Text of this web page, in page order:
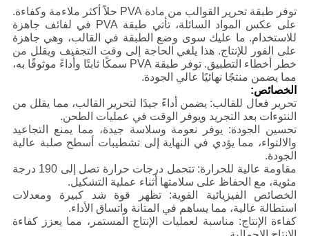
توفر طبقة تحرير القوالب من مادة PVA حلاً أكثر ملاءمة وكفاءة.
على عكس المواد السائلة، تأتي طبقة PVA في لفائف جاهزة
للاستخدام. ما عليك سوى وضع الطبقة في القالب، وهي جاهزة
على الفور للإنتاج. هذا يلغي الحاجة إلى وقت التجفيف ويقلل من
خطر أخطاء التطبيق. توفر طبقة PVA سمكًا ثابتًا وأداءً موثوقًا به،
مما يضمن منتجًا نهائيًا عالي الجودة.
الخصائص:
تحرير فعال للقالب: يضمن أداءً جيدًا لتحرير القالب، مما يقلل من
النتوءات بعد التجريد ويوفر الوقت في عمليات الطحن.
تحسين الجودة: يوفر نعومة وسلاسة جيدة، مما يمنع التجاعيد
والالتواء، مما يؤدي في النهاية إلى تشطيبات أسطح صلبة عالية
الجودة.
مقاومة عالية للحرارة: تتحمل درجات حرارة تصل إلى 190 درجة
مئوية، مع الحفاظ على سلامتها أثناء عملية التشكيل.
الخصائص الفيزيائية القوية: تظهر قوة شد كبيرة ومعدلات
استطالة عالية، مما يساهم في المتانة واتساق الأداء.
كفاءة الإنتاج: مناسبة لعمليات الإنتاج المستمر، مما يعزز كفاءة